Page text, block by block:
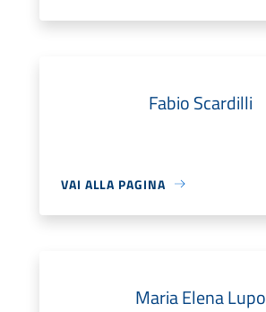
Fabio Scardilli
VAI ALLA PAGINA
Maria Elena Lupo